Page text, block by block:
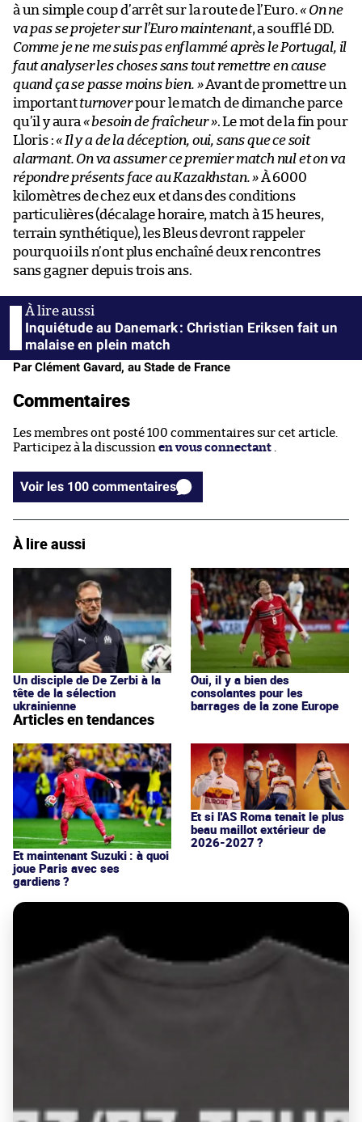
à un simple coup d’arrêt sur la route de l’Euro.« On ne
va pas se projeter sur l’Euro maintenant, a soufflé DD.
Comme je ne me suis pas enflammé après le Portugal, il
faut analyser les choses sans tout remettre en cause
quand ça se passe moins bien. »Avant de promettre un
importantturnoverpour le match de dimanche parce
qu’il y aura « besoin de fraîcheur ». Le mot de la fin pour
Lloris :« Il y a de la déception, oui, sans que ce soit
alarmant. On va assumer ce premier match nul et on va
répondre présents face au Kazakhstan. »À 6000
kilomètres de chez eux et dans des conditions
particulières (décalage horaire, match à 15 heures,
terrain synthétique), les Bleus devront rappeler
pourquoi ils n’ont plus enchaîné deux rencontres
sans gagner depuis trois ans.
Inquiétude au Danemark : Christian Eriksen fait un
malaise en plein match
Par Clément Gavard, au Stade de France
Commentaires
Les membres ont posté 100 commentaires sur cet article.
Participez à la discussion en vous connectant .
Voir les 100 commentaires
À lire aussi
Un disciple de De Zerbi à la
tête de la sélection
ukrainienne
Oui, il y a bien des
consolantes pour les
barrages de la zone Europe
Articles en tendances
Et maintenant Suzuki : à quoi
joue Paris avec ses
gardiens ?
Et si l'AS Roma tenait le plus
beau maillot extérieur de
2026-2027 ?